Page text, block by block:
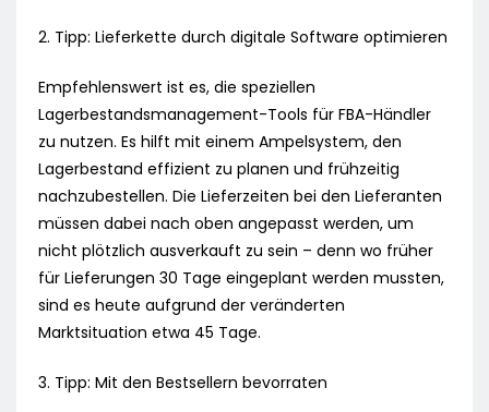
2. Tipp: Lieferkette durch digitale Software optimieren
Empfehlenswert ist es, die speziellen
Lagerbestandsmanagement-Tools für FBA-Händler
zu nutzen. Es hilft mit einem Ampelsystem, den
Lagerbestand effizient zu planen und frühzeitig
nachzubestellen. Die Lieferzeiten bei den Lieferanten
müssen dabei nach oben angepasst werden, um
nicht plötzlich ausverkauft zu sein – denn wo früher
für Lieferungen 30 Tage eingeplant werden mussten,
sind es heute aufgrund der veränderten
Marktsituation etwa 45 Tage.
3. Tipp: Mit den Bestsellern bevorraten